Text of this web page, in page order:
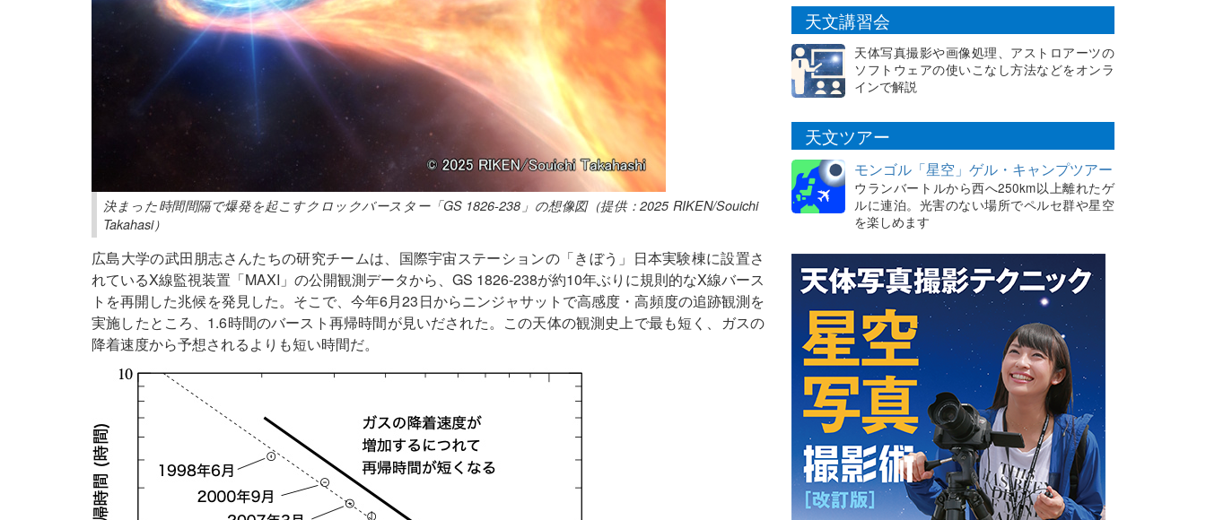
決まった時間間隔で爆発を起こすクロックバースター「GS 1826-238」の想像図（提供：2025 RIKEN/Souichi
Takahasi）
広島大学の武田朋志さんたちの研究チームは、国際宇宙ステーションの「きぼう」日本実験棟に設置さ
れているX線監視装置「MAXI」の公開観測データから、GS 1826-238が約10年ぶりに規則的なX線バース
トを再開した兆候を発見した。そこで、今年6月23日からニンジャサットで高感度・高頻度の追跡観測を
実施したところ、1.6時間のバースト再帰時間が見いだされた。この天体の観測史上で最も短く、ガスの
降着速度から予想されるよりも短い時間だ。
天文講習会
天体写真撮影や画像処理、アストロアーツの
ソフトウェアの使いこなし方法などをオンラ
インで解説
天文ツアー
モンゴル「星空」ゲル・キャンプツアー
ウランバートルから西へ250km以上離れたゲ
ルに連泊。光害のない場所でペルセ群や星空
を楽しめます